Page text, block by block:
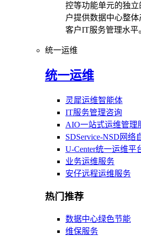
控等功能单元的独
户提供数据中心整
客户IT服务管理水平
统一运维
统一运维
灵犀运维智能体
IT服务管理咨询
AIO一站式运维管理
SDService-NSD网络
U-Center统一运维平
业务运维服务
安仔远程运维服务
热门推荐
数据中心绿色节能
维保服务